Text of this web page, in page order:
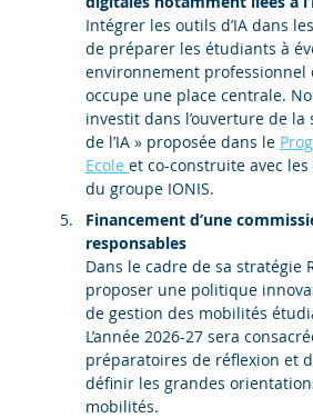
Intégrer les outils d’IA dans
de préparer les étudiants à
environnement professionnel
occupe une place centrale.
investit dans l’ouverture de la
de l’IA » proposée dans le
Ecole et co-construite avec les
du groupe IONIS.
Financement d’une
responsables
Dans le cadre de sa stratégie
proposer une politique
de gestion des mobilités
L’année 2026-27 sera
préparatoires de réflexion et
définir les grandes
mobilités.